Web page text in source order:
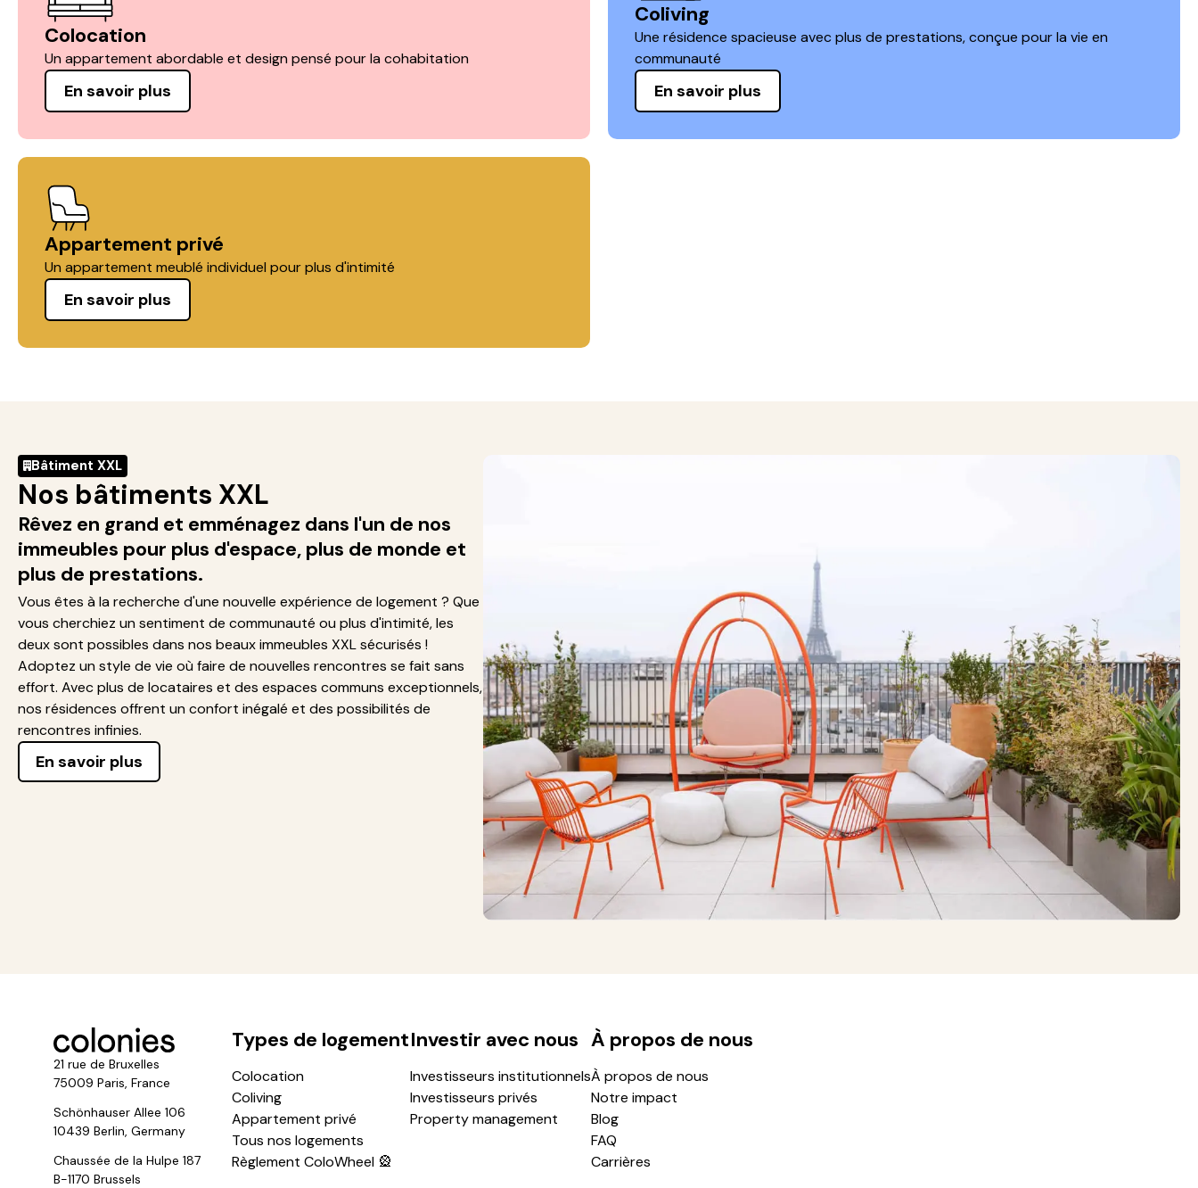
Colocation
Un appartement abordable et design pensé pour la cohabitation
En savoir plus
Coliving
Une résidence spacieuse avec plus de prestations, conçue pour la vie en
communauté
En savoir plus
Appartement privé
Un appartement meublé individuel pour plus d'intimité
En savoir plus
Bâtiment XXL
Nos bâtiments XXL
Rêvez en grand et emménagez dans l'un de nos
immeubles pour plus d'espace, plus de monde et
plus de prestations.
Vous êtes à la recherche d'une nouvelle expérience de logement ? Que
vous cherchiez un sentiment de communauté ou plus d'intimité, les
deux sont possibles dans nos beaux immeubles XXL sécurisés !
Adoptez un style de vie où faire de nouvelles rencontres se fait sans
effort. Avec plus de locataires et des espaces communs exceptionnels,
nos résidences offrent un confort inégalé et des possibilités de
rencontres infinies.
En savoir plus
21 rue de Bruxelles
75009 Paris, France
Schönhauser Allee 106
10439 Berlin, Germany
Chaussée de la Hulpe 187
B-1170 Brussels
Types de logement
Colocation
Coliving
Appartement privé
Tous nos logements
Règlement ColoWheel 🎡
Investir avec nous
Investisseurs institutionnels
Investisseurs privés
Property management
À propos de nous
À propos de nous
Notre impact
Blog
FAQ
Carrières